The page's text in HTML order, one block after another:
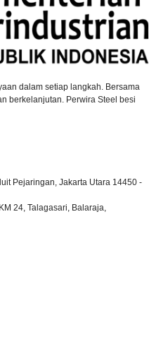
dalam setiap langkah. Bersama
berkelanjutan. Perwira Steel besi
Pejaringan, Jakarta Utara 14450 -
24, Talagasari, Balaraja,